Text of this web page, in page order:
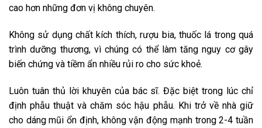
cao hơn những đơn vị không chuyên.
Không sử dụng chất kích thích, rượu bia, thuốc lá trong quá
trình dưỡng thương, vì chúng có thể làm tăng nguy cơ gây
biến chứng và tiềm ẩn nhiều rủi ro cho sức khoẻ.
Luôn tuân thủ lời khuyên của bác sĩ. Đặc biệt trong lúc chỉ
định phẫu thuật và chăm sóc hậu phẫu. Khi trở về nhà giữ
cho dáng mũi ổn định, không vận động mạnh trong 2-4 tuần